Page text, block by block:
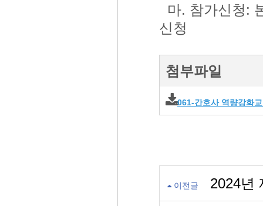
마. 참가신청:
신청
첨부파일
061-간호사 역량강화
이전글 2024년